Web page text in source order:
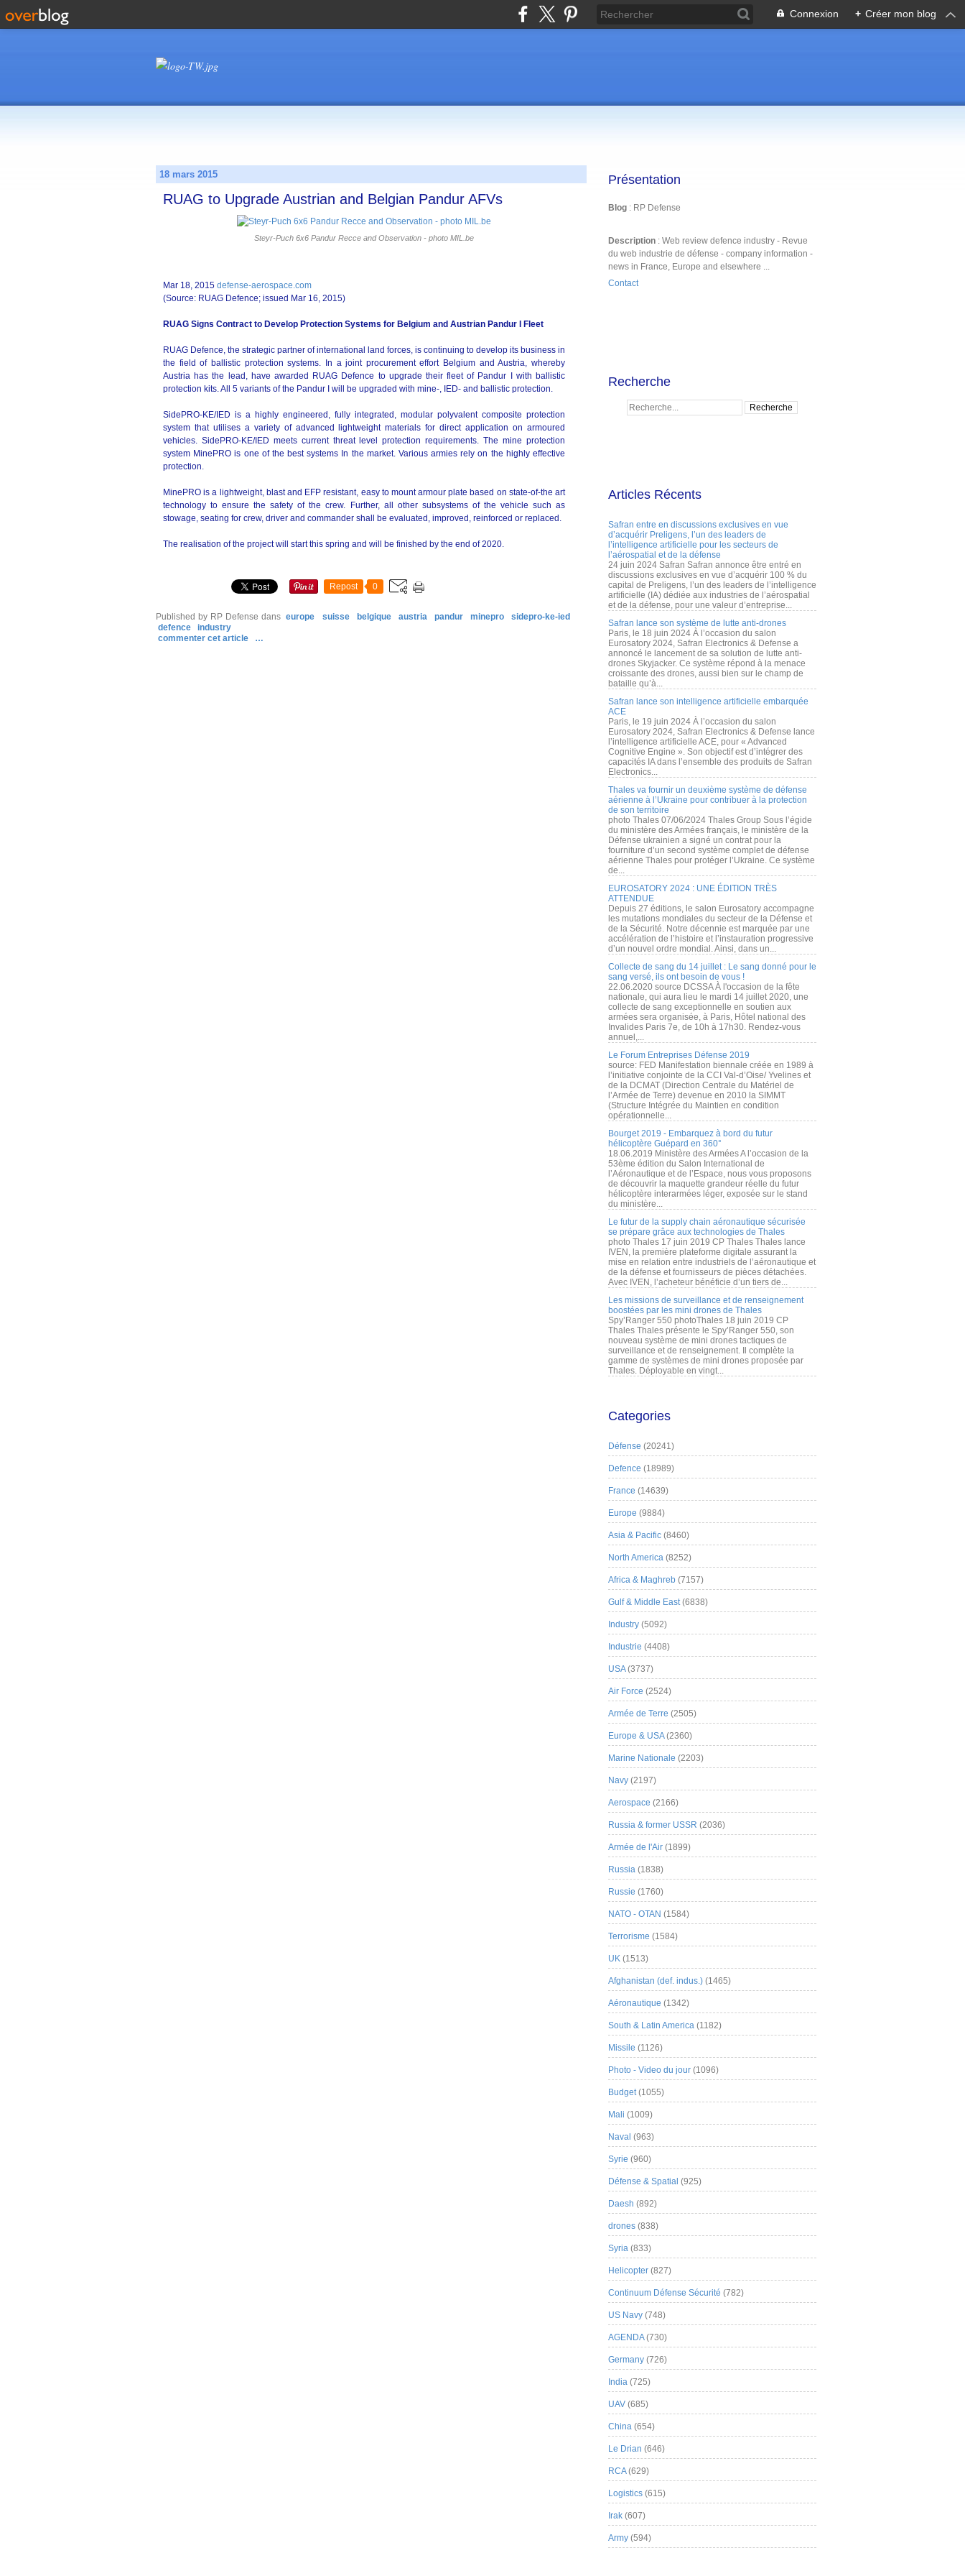
Connexion + Créer mon blog
18 mars 2015
RUAG to Upgrade Austrian and Belgian Pandur AFVs
Steyr-Puch 6x6 Pandur Recce and Observation - photo MIL.be
Mar 18, 2015 defense-aerospace.com
(Source: RUAG Defence; issued Mar 16, 2015)
RUAG Signs Contract to Develop Protection Systems for Belgium and Austrian Pandur I Fleet
RUAG Defence, the strategic partner of international land forces, is continuing to develop its business in
the field of ballistic protection systems. In a joint procurement effort Belgium and Austria, whereby
Austria has the lead, have awarded RUAG Defence to upgrade their fleet of Pandur I with ballistic
protection kits. All 5 variants of the Pandur I will be upgraded with mine-, IED- and ballistic protection.
SidePRO-KE/IED is a highly engineered, fully integrated, modular polyvalent composite protection
system that utilises a variety of advanced lightweight materials for direct application on armoured
vehicles. SidePRO-KE/IED meets current threat level protection requirements. The mine protection
system MinePRO is one of the best systems In the market. Various armies rely on the highly effective
protection.
MinePRO is a lightweight, blast and EFP resistant, easy to mount armour plate based on state-of-the art
technology to ensure the safety of the crew. Further, all other subsystems of the vehicle such as
stowage, seating for crew, driver and commander shall be evaluated, improved, reinforced or replaced.
The realisation of the project will start this spring and will be finished by the end of 2020.
Repost 0
Published by RP Defense dans europe suisse belgique austria pandur minepro
sidepro-ke-ied
defence
industry
commenter cet article
…
Présentation
Blog : RP Defense
Description : Web review defence industry - Revue
du web industrie de défense - company information -
news in France, Europe and elsewhere ...
Contact
Recherche
Articles Récents
Safran entre en discussions exclusives en vue
d’acquérir Preligens, l’un des leaders de
l’intelligence artificielle pour les secteurs de
l’aérospatial et de la défense
24 juin 2024 Safran Safran annonce être entré en
discussions exclusives en vue d’acquérir 100 % du
capital de Preligens, l’un des leaders de l’intelligence
artificielle (IA) dédiée aux industries de l’aérospatial
et de la défense, pour une valeur d’entreprise...
Safran lance son système de lutte anti-drones
Paris, le 18 juin 2024 À l’occasion du salon
Eurosatory 2024, Safran Electronics & Defense a
annoncé le lancement de sa solution de lutte anti-
drones Skyjacker. Ce système répond à la menace
croissante des drones, aussi bien sur le champ de
bataille qu’à...
Safran lance son intelligence artificielle embarquée
ACE
Paris, le 19 juin 2024 À l’occasion du salon
Eurosatory 2024, Safran Electronics & Defense lance
l’intelligence artificielle ACE, pour « Advanced
Cognitive Engine ». Son objectif est d’intégrer des
capacités IA dans l’ensemble des produits de Safran
Electronics...
Thales va fournir un deuxième système de défense
aérienne à l’Ukraine pour contribuer à la protection
de son territoire
photo Thales 07/06/2024 Thales Group Sous l’égide
du ministère des Armées français, le ministère de la
Défense ukrainien a signé un contrat pour la
fourniture d’un second système complet de défense
aérienne Thales pour protéger l’Ukraine. Ce système
de...
EUROSATORY 2024 : UNE ÉDITION TRÈS
ATTENDUE
Depuis 27 éditions, le salon Eurosatory accompagne
les mutations mondiales du secteur de la Défense et
de la Sécurité. Notre décennie est marquée par une
accélération de l’histoire et l’instauration progressive
d’un nouvel ordre mondial. Ainsi, dans un...
Collecte de sang du 14 juillet : Le sang donné pour le
sang versé, ils ont besoin de vous !
22.06.2020 source DCSSA À l'occasion de la fête
nationale, qui aura lieu le mardi 14 juillet 2020, une
collecte de sang exceptionnelle en soutien aux
armées sera organisée, à Paris, Hôtel national des
Invalides Paris 7e, de 10h à 17h30. Rendez-vous
annuel,...
Le Forum Entreprises Défense 2019
source: FED Manifestation biennale créée en 1989 à
l’initiative conjointe de la CCI Val-d’Oise/ Yvelines et
de la DCMAT (Direction Centrale du Matériel de
l’Armée de Terre) devenue en 2010 la SIMMT
(Structure Intégrée du Maintien en condition
opérationnelle...
Bourget 2019 - Embarquez à bord du futur
hélicoptère Guépard en 360°
18.06.2019 Ministère des Armées A l’occasion de la
53ème édition du Salon International de
l’Aéronautique et de l’Espace, nous vous proposons
de découvrir la maquette grandeur réelle du futur
hélicoptère interarmées léger, exposée sur le stand
du ministère...
Le futur de la supply chain aéronautique sécurisée
se prépare grâce aux technologies de Thales
photo Thales 17 juin 2019 CP Thales Thales lance
IVEN, la première plateforme digitale assurant la
mise en relation entre industriels de l’aéronautique et
de la défense et fournisseurs de pièces détachées.
Avec IVEN, l’acheteur bénéficie d’un tiers de...
Les missions de surveillance et de renseignement
boostées par les mini drones de Thales
Spy’Ranger 550 photoThales 18 juin 2019 CP
Thales Thales présente le Spy’Ranger 550, son
nouveau système de mini drones tactiques de
surveillance et de renseignement. Il complète la
gamme de systèmes de mini drones proposée par
Thales. Déployable en vingt...
Categories
Défense (20241)
Defence (18989)
France (14639)
Europe (9884)
Asia & Pacific (8460)
North America (8252)
Africa & Maghreb (7157)
Gulf & Middle East(6838)
Industry (5092)
Industrie (4408)
USA(3737)
Air Force (2524)
Armée de Terre (2505)
Europe & USA(2360)
Marine Nationale (2203)
Navy (2197)
Aerospace (2166)
Russia & former USSR (2036)
Armée de l'Air (1899)
Russia (1838)
Russie (1760)
NATO - OTAN (1584)
Terrorisme (1584)
UK (1513)
Afghanistan (def. indus.) (1465)
Aéronautique (1342)
South & Latin America (1182)
Missile (1126)
Photo - Video du jour (1096)
Budget(1055)
Mali (1009)
Naval (963)
Syrie (960)
Défense & Spatial (925)
Daesh (892)
drones (838)
Syria (833)
Helicopter (827)
Continuum Défense Sécurité (782)
US Navy (748)
AGENDA(730)
Germany (726)
India (725)
UAV (685)
China (654)
Le Drian (646)
RCA(629)
Logistics (615)
Irak (607)
Army (594)